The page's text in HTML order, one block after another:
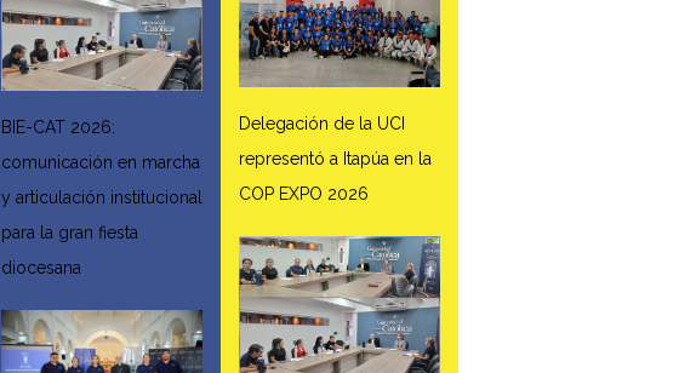
BIE-CAT 2026:
comunicación en marcha
y articulación institucional
para la gran fiesta
diocesana
Delegación de la UCI
representó a Itapúa en la
COP EXPO 2026